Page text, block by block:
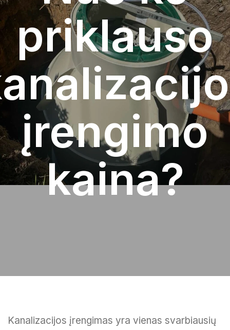
priklauso
įrengimo
kaina?
Kanalizacijos įrengimas yra vienas svarbiausių